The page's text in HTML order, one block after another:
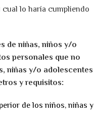
cual lo haría cumpliendo
de niñas, niños y/o
personales que no
niñas y/o adolescentes
y requisitos:
de los niños, niñas y